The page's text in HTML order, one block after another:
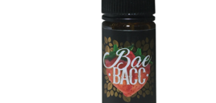
マウスピースの選び方
シーシャの始め方
BFG Dani（バッテリー不要ヴェポ）